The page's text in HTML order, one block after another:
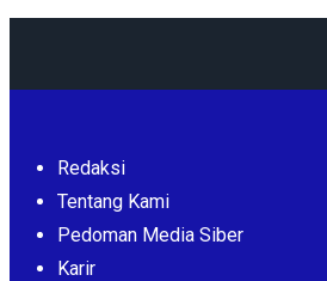
Redaksi
Tentang Kami
Pedoman Media Siber
Karir